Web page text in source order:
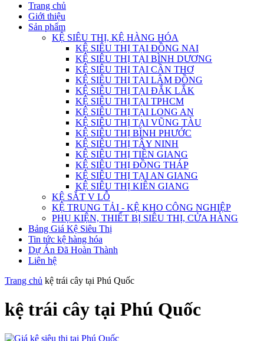
Trang chủ
Giới thiệu
Sản phẩm
KỆ SIÊU THỊ, KỆ HÀNG HÓA
KỆ SIÊU THỊ TẠI ĐỒNG NAI
KỆ SIÊU THỊ TẠI BÌNH DƯƠNG
KỆ SIÊU THỊ TẠI CẦN THƠ
KỆ SIÊU THỊ TẠI LÂM ĐỒNG
KỆ SIÊU THỊ TẠI ĐẮK LẮK
KỆ SIÊU THỊ TẠI TPHCM
KỆ SIÊU THỊ TẠI LONG AN
KỆ SIÊU THỊ TẠI VŨNG TÀU
KỆ SIÊU THỊ BÌNH PHƯỚC
KỆ SIÊU THỊ TÂY NINH
KỆ SIÊU THỊ TIỀN GIANG
KỆ SIÊU THỊ ĐỒNG THÁP
KỆ SIÊU THỊ TẠI AN GIANG
KỆ SIÊU THỊ KIÊN GIANG
KỆ SẮT V LỖ
KỆ TRUNG TẢI - KỆ KHO CÔNG NGHIỆP
PHỤ KIỆN, THIẾT BỊ SIÊU THỊ, CỬA HÀNG
Bảng Giá Kệ Siêu Thị
Tin tức kệ hàng hóa
Dự Án Đã Hoàn Thành
Liên hệ
Trang chủ kệ trái cây tại Phú Quốc
kệ trái cây tại Phú Quốc